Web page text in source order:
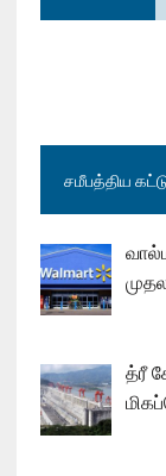
சமீபத்திய
த்ரீ